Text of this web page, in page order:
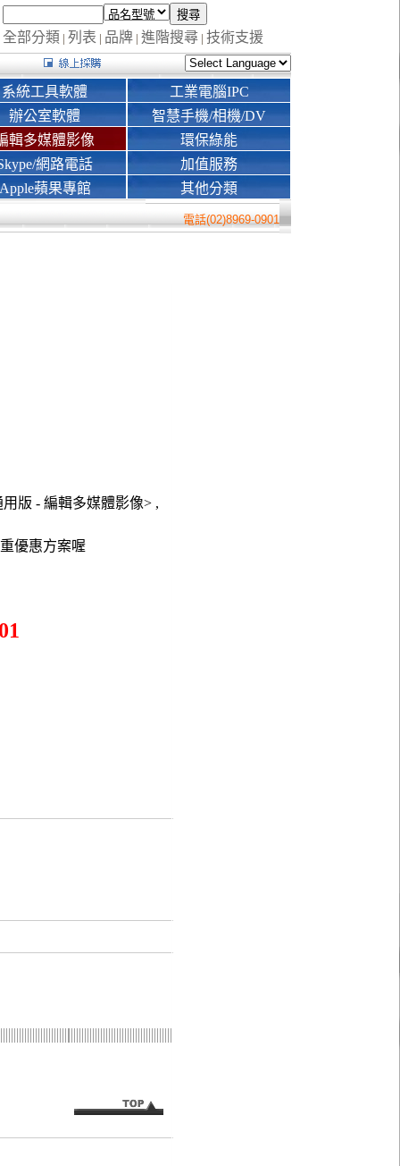
全部分類 | 列表 | 品牌 | 進階搜尋 | 技術支援
系統工具軟體
辦公室軟體
輯多媒體影像
網路電話
Apple蘋果專館
工業電腦IPC
智慧手機/相機/DV
環保綠能
加值服務
其他分類
電話(02)8969-0901
用版 - 編輯多媒體影像> ,
優惠方案喔